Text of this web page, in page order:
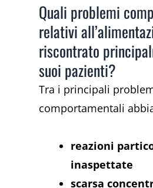
Quali problemi
relativi
riscontrato
suoi pazienti?
Tra i principali
comportamentali
reazioni
inaspettate
scarsa